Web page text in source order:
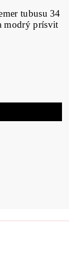
tubusu 34
modrý prísvit